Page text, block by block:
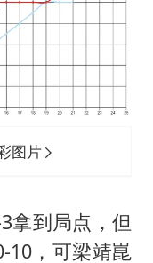
图片
拿到局点，但
10，可梁靖崑